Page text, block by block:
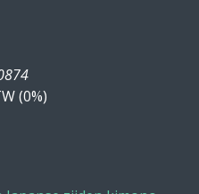
(0%)